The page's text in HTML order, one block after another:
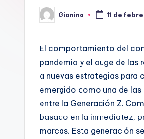
Publicado
por
Gianina 11 de
El comportamiento del
pandemia y el auge de las
a nuevas estrategias para
emergido como una de
entre la Generación Z.
basado en la inmediatez,
marcas. Esta generación